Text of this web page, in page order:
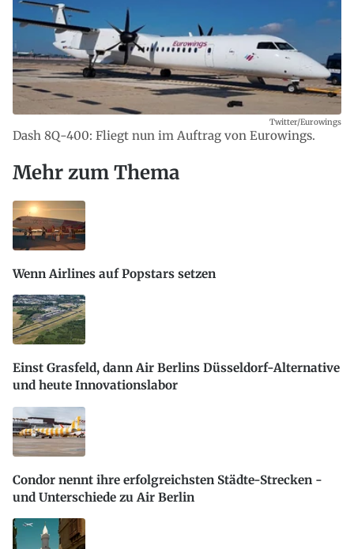
Dash 8Q-400: Fliegt nun im Auftrag von Eurowings.
Twitter/Eurowings
Mehr zum Thema
Wenn Airlines auf Popstars setzen
Einst Grasfeld, dann Air Berlins Düsseldorf-Alternative
und heute Innovationslabor
Condor nennt ihre erfolgreichsten Städte-Strecken -
und Unterschiede zu Air Berlin